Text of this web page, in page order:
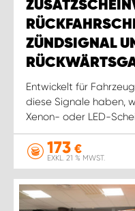
ZÜNDSIGNAL
Entwickelt für
diese Signale haben,
Xenon- oder LED-
173 €
EXKL. 21 % MWST.